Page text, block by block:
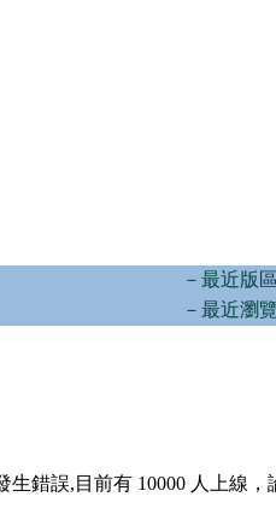
－最近版
－最近瀏
生錯誤,目前有 10000 人上線